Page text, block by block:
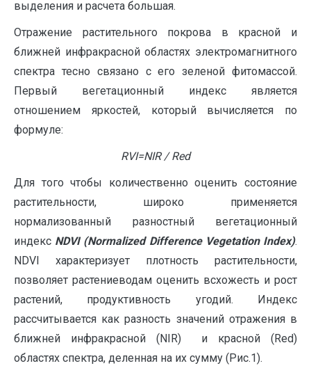
выделения и расчета большая.
Отражение растительного покрова в красной и
ближней инфракрасной областях электромагнитного
спектра тесно связано с его зеленой фитомассой.
Первый вегетационный индекс является
отношением яркостей, который вычисляется по
формуле:
RVI=NIR/Red
Для того чтобы количественно оценить состояние
растительности, широко применяется
нормализованный разностный вегетационный
индекс NDVI (Normalized Difference Vegetation Index).
NDVI характеризует плотность растительности,
позволяет растениеводам оценить всхожесть и рост
растений, продуктивность угодий. Индекс
рассчитывается как разность значений отражения в
ближней инфракрасной (NIR) и красной (Red)
областях спектра, деленная на их сумму (Рис.1).